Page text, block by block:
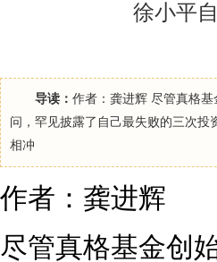
徐小平
导读： 作者：龚进辉 尽管真格
问，罕见披露了自己最失败的三次投
相冲
作者：龚进辉
尽管真格基金创